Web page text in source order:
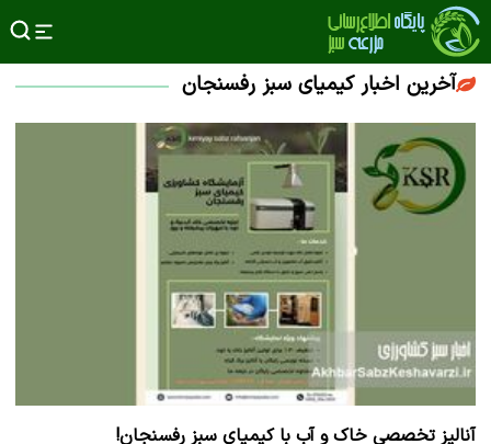
آخرین اخبار کیمیای سبز رفسنجان
آنالیز تخصصی خاک و آب با کیمیای سبز رفسنجان!